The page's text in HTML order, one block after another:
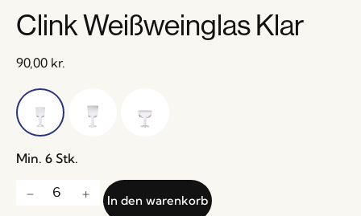
Clink Weißweinglas Klar
90,00 kr.
Min. 6 Stk.
In den warenkorb